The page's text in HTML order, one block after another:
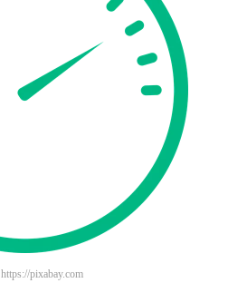
https://pixabay.com